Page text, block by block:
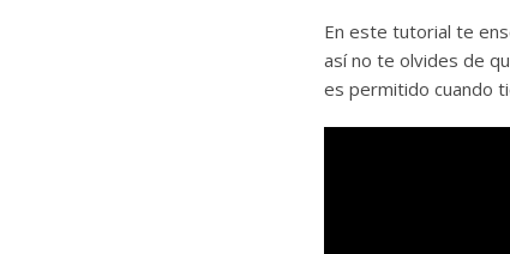
En este tutorial te
así no te olvides de
es permitido cuando